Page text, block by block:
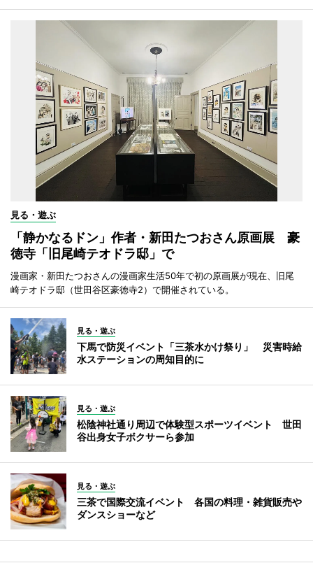
見る・遊ぶ
「静かなるドン」作者・新田たつおさん原画展 豪
徳寺「旧尾崎テオドラ邸」で
漫画家・新田たつおさんの漫画家生活50年で初の原画展が現在、旧尾
崎テオドラ邸（世田谷区豪徳寺2）で開催されている。
見る・遊ぶ
下馬で防災イベント「三茶水かけ祭り」 災害時給
水ステーションの周知目的に
見る・遊ぶ
松陰神社通り周辺で体験型スポーツイベント 世田
谷出身女子ボクサーら参加
見る・遊ぶ
三茶で国際交流イベント 各国の料理・雑貨販売や
ダンスショーなど